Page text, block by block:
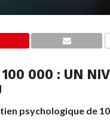
000 : UN
psychologique de